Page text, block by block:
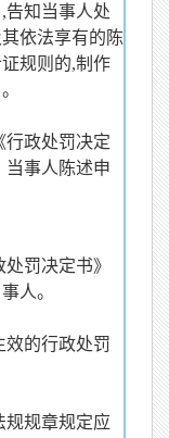
告知当事人处
依法享有的陈
规则的,制作
行政处罚决定
当事人陈述申
内容。
罚决定书》
人。
效的行政处罚
规规章规定应